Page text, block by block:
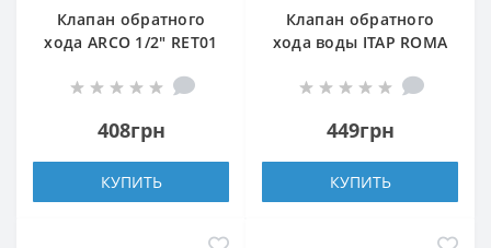
Клапан обратного
хода ARCO 1/2″ RET01
408грн
КУПИТЬ
Клапан обратного
хода воды ITAP ROMA
449грн
КУПИТЬ